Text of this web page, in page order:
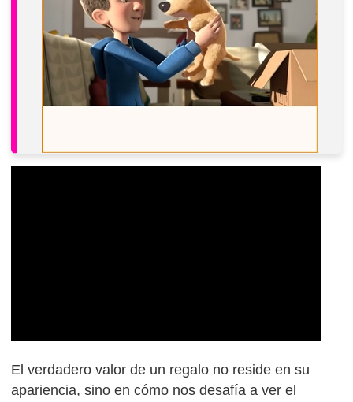
El verdadero valor de un regalo no reside en su
apariencia, sino en cómo nos desafía a ver el